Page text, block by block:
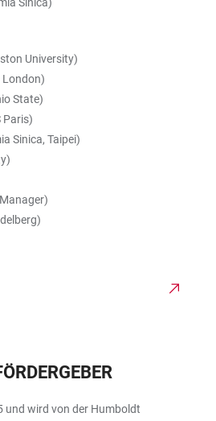
University)
London)
State)
Paris)
Sinica, Taipei)
und wird von der Humboldt